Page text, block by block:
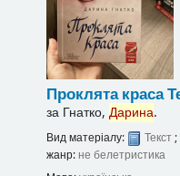
Проклята краса
за Гнатко, Дарина.
Вид матеріалу: Текст
жанр: не белетристика